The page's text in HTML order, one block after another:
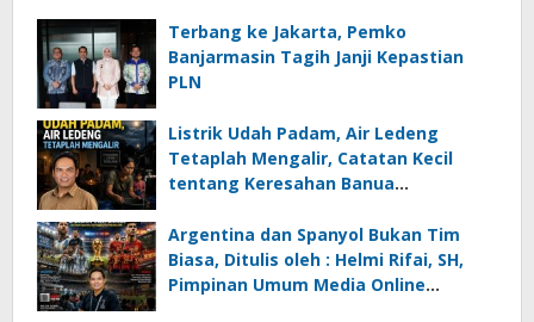
Terbang ke Jakarta, Pemko
Banjarmasin Tagih Janji Kepastian
PLN
Listrik Udah Padam, Air Ledeng
Tetaplah Mengalir, Catatan Kecil
tentang Keresahan Banua
Ancaman Lingkungan, Oleh : Helmi
Rifai, SH
Argentina dan Spanyol Bukan Tim
Biasa, Ditulis oleh : Helmi Rifai, SH,
Pimpinan Umum Media Online